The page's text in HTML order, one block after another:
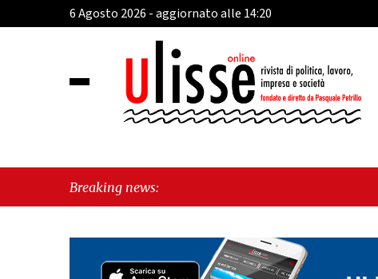
6 Agosto 2026 - aggiornato alle 14:20
Breaking news: